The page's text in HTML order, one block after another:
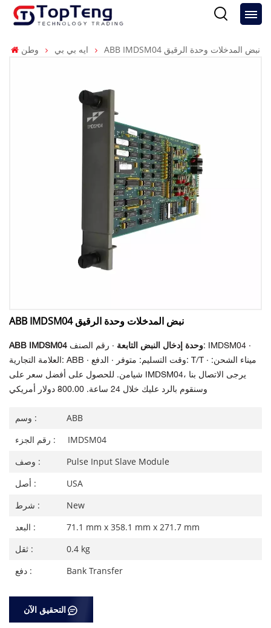
وطن ايه بي بي ABB IMDSM04 نبض المدخلات وحدة الرقيق
ABB IMDSM04 نبض المدخلات وحدة الرقيق
ABB IMDSM04 وحدة إدخال النبض التابعة · رقم الصنف: IMDSM04 ·
العلامة التجارية: ABB · وقت التسليم: متوفر · الدفع: T/T · ميناء الشحن:
شيامن. للحصول على أفضل سعر على IMDSM04، يرجى الاتصال بنا
وسنقوم بالرد عليك خلال 24 ساعة. 800.00 دولار أمريكي
وسم :
ABB
رقم الجزء :
IMDSM04
وصف :
Pulse Input Slave Module
أصل :
USA
شرط :
New
البعد :
71.1 mm x 358.1 mm x 271.7 mm
ثقل :
0.4 kg
دفع :
Bank Transfer
التحقيق الآن